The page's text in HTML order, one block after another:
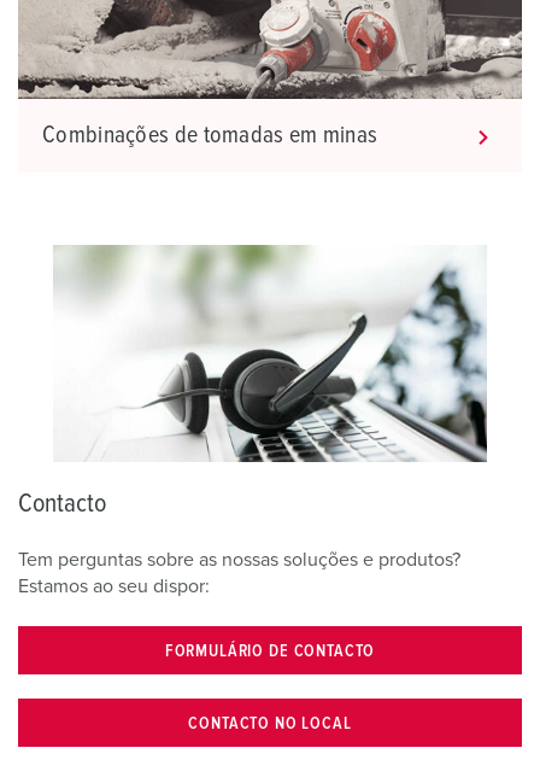
Combinações de tomadas em minas
Contacto
Tem perguntas sobre as nossas soluções e produtos?
Estamos ao seu dispor:
FORMULÁRIO DE CONTACTO
CONTACTO NO LOCAL